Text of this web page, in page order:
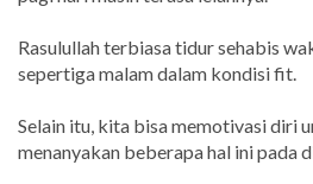
Rasulullah terbiasa tidur sehabis
sepertiga malam dalam kondisi fit.
Selain itu, kita bisa memotivasi diri
menanyakan beberapa hal ini pada